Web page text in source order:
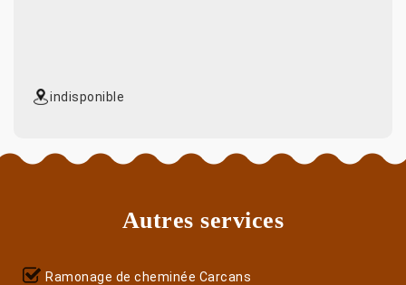
indisponible
Autres services
Ramonage de cheminée Carcans